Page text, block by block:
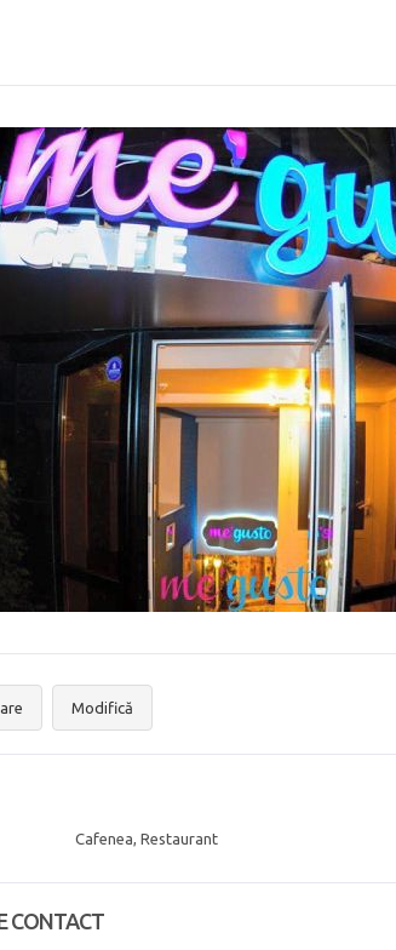
Modifică
Cafenea, Restaurant
CONTACT